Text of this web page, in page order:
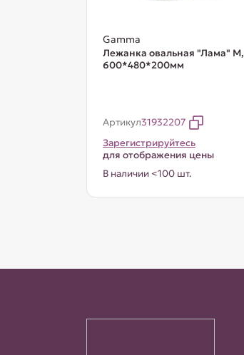
Gamma
Лежанка овальная "Лама" М,
600*480*200мм
Артикул31932207
Зарегистрируйтесь
для отображения цены
В наличии <100 шт.